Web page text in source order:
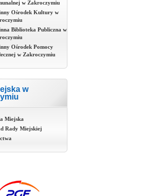
w Zakroczymiu
Ośrodek Kultury w
Biblioteka Publiczna w
Ośrodek Pomocy
w Zakroczymiu
w
Miejska
Rady Miejskiej